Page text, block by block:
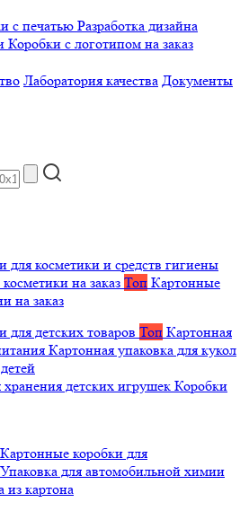
с печатью Разработка дизайна
Коробки с логотипом на заказ
Лаборатория качества Документы
для косметики и средств гигиены
на заказ Топ Картонные
на заказ
для детских товаров Топ Картонная
Картонная упаковка для кукол
детских игрушек Коробки
Картонные коробки для
Упаковка для автомобильной химии
из картона